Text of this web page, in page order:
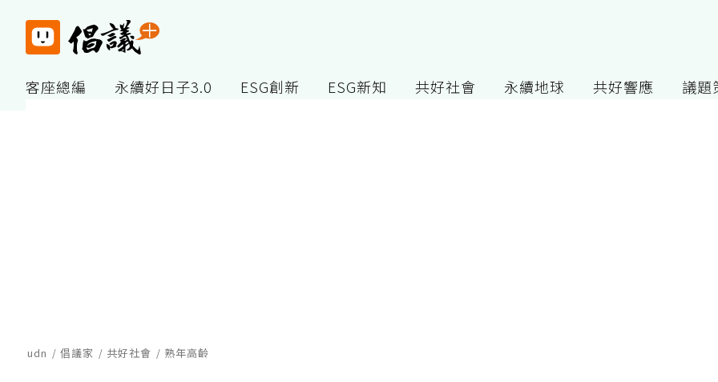
客座總編 永續好日子3.0 ESG創新 ESG新知 共好社會 永續地球 共好響應 議題
udn 倡議家 共好社會 熟年高齡